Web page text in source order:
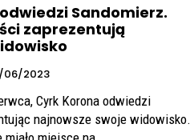
Sandomierz.
zaprezentują
06/2023
Cyrk Korona odwiedzi
najnowsze swoje widowisko.